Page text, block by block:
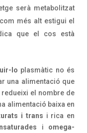
serà metabolitzat
més alt estigui el
que el cos està
lo plasmàtic no és
una alimentació que
el nombre de
alimentació baixa en
i trans i rica en
i omega-